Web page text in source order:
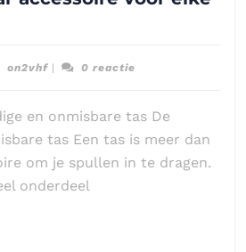
on2vhfon2vhf
| 0 reactie
en onmisbare tas De
tas Een tas is meer dan
om je spullen in te dragen.
onderdeel